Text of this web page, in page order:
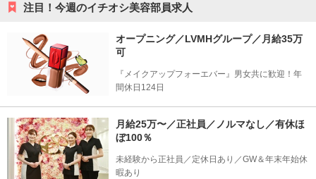
注目！今週のイチオシ美容部員求人
オープニング／LVMHグループ／月給35万
可
『メイクアップフォーエバー』男女共に歓迎！年
間休日124日
月給25万〜／正社員／ノルマなし／有休ほ
ぼ100％
未経験から正社員／定休日あり／GW＆年末年始休
暇あり